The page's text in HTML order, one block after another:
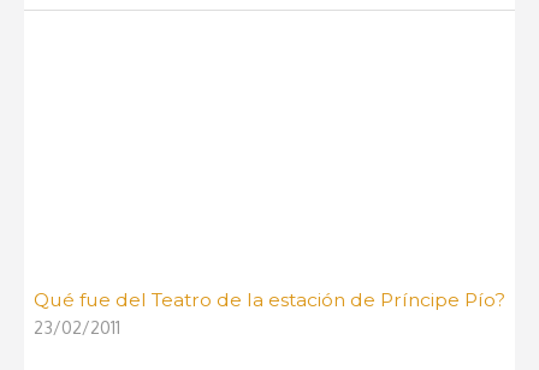
Qué fue del Teatro de la estación de Príncipe Pío?
23/02/2011